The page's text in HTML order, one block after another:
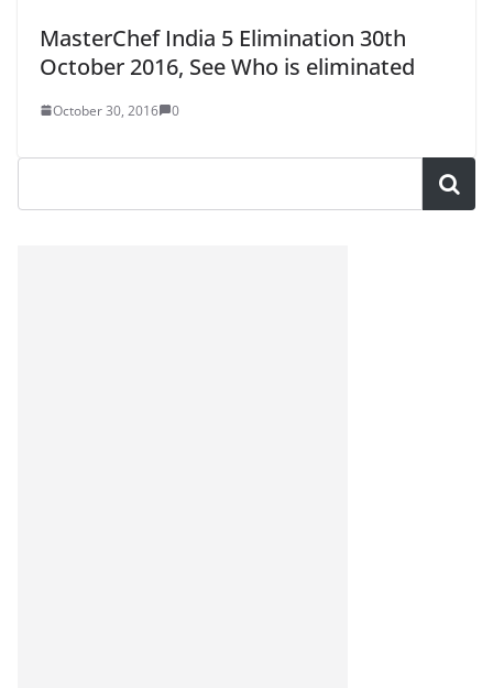
MasterChef India 5 Elimination 30th
October 2016, See Who is eliminated
October 30, 2016 0